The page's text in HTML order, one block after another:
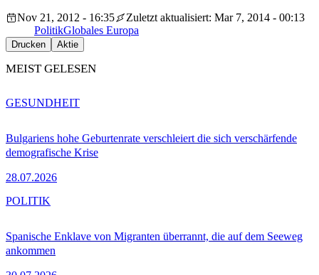
Nov 21, 2012 - 16:35
Zuletzt aktualisiert: Mar 7, 2014 - 00:13
PolitikGlobales Europa
Drucken Aktie
MEIST GELESEN
Bulgariens hohe Geburtenrate verschleiert die sich verschärfende
demografische Krise
28.07.2026
GESUNDHEIT
Spanische Enklave von Migranten überrannt, die auf dem Seeweg
ankommen
POLITIK